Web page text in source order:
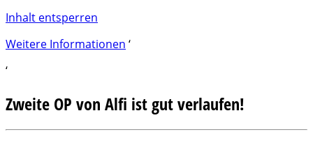
Inhalt entsperren
Weitere Informationen ‘
‘
Zweite OP von Alfi ist gut verlaufen!